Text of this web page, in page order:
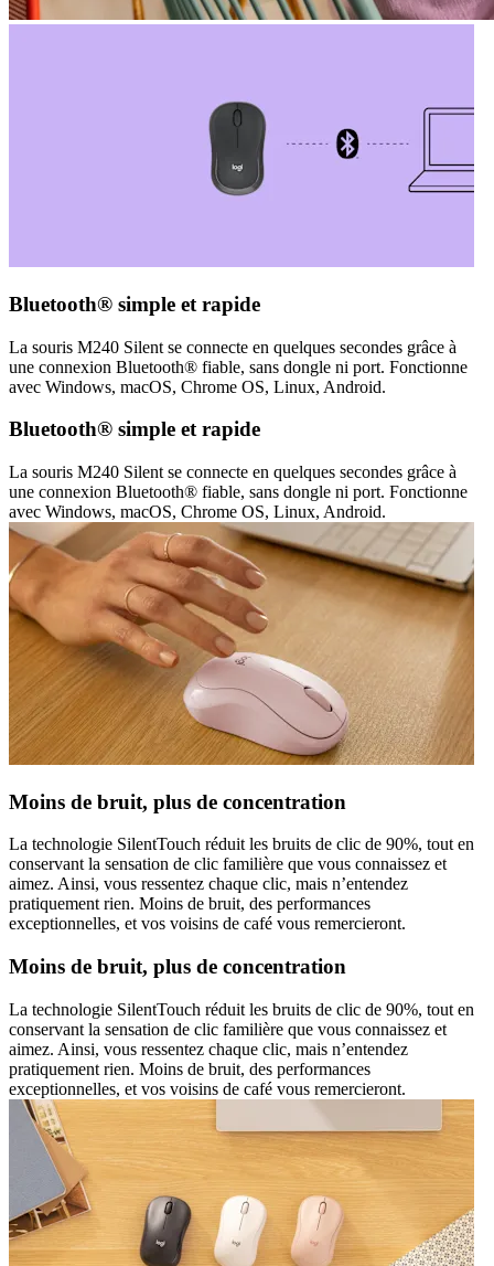
Bluetooth® simple et rapide
La souris M240 Silent se connecte en quelques secondes grâce à
une connexion Bluetooth® fiable, sans dongle ni port. Fonctionne
avec Windows, macOS, Chrome OS, Linux, Android.
Bluetooth® simple et rapide
La souris M240 Silent se connecte en quelques secondes grâce à
une connexion Bluetooth® fiable, sans dongle ni port. Fonctionne
avec Windows, macOS, Chrome OS, Linux, Android.
Moins de bruit, plus de concentration
La technologie SilentTouch réduit les bruits de clic de 90%, tout en
conservant la sensation de clic familière que vous connaissez et
aimez. Ainsi, vous ressentez chaque clic, mais n’entendez
pratiquement rien. Moins de bruit, des performances
exceptionnelles, et vos voisins de café vous remercieront.
Moins de bruit, plus de concentration
La technologie SilentTouch réduit les bruits de clic de 90%, tout en
conservant la sensation de clic familière que vous connaissez et
aimez. Ainsi, vous ressentez chaque clic, mais n’entendez
pratiquement rien. Moins de bruit, des performances
exceptionnelles, et vos voisins de café vous remercieront.